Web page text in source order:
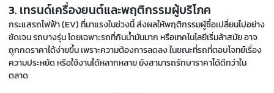
3. เทรนด์เครื่องยนต์และพฤติกรรมผู้บริโภค
กระแสรถไฟฟ้า (EV) ที่มาแรงในช่วงนี้ ส่งผลให้พฤติกรรมผู้ซื้อเปลี่ยนไปอย่าง
ชัดเจน รถบางรุ่น โดยเฉพาะรถที่กินน้ำมันมาก หรือเทคโนโลยีเริ่มล้าสมัย อาจ
ถูกกดราคาได้ง่ายขึ้น เพราะความต้องการลดลง ในขณะที่รถที่ตอบโจทย์เรื่อง
ความประหยัด หรือใช้งานได้หลากหลาย ยังสามารถรักษาราคาได้ดีกว่าใน
ตลาด